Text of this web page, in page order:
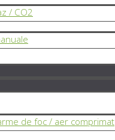
/ CO2
de foc / aer comprimat